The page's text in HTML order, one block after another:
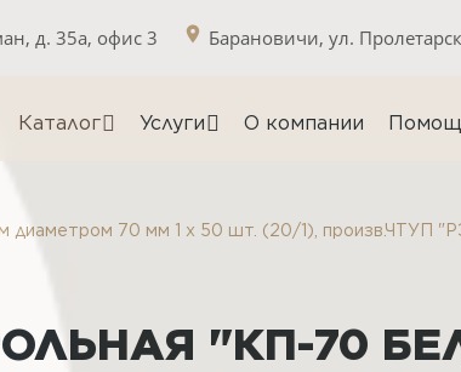
д. 35а, офис 3 Барановичи, ул.
Каталог Услуги О компании
диаметром 70 мм 1 х 50 шт. (20/1), произв.ЧТУП
"КП-70